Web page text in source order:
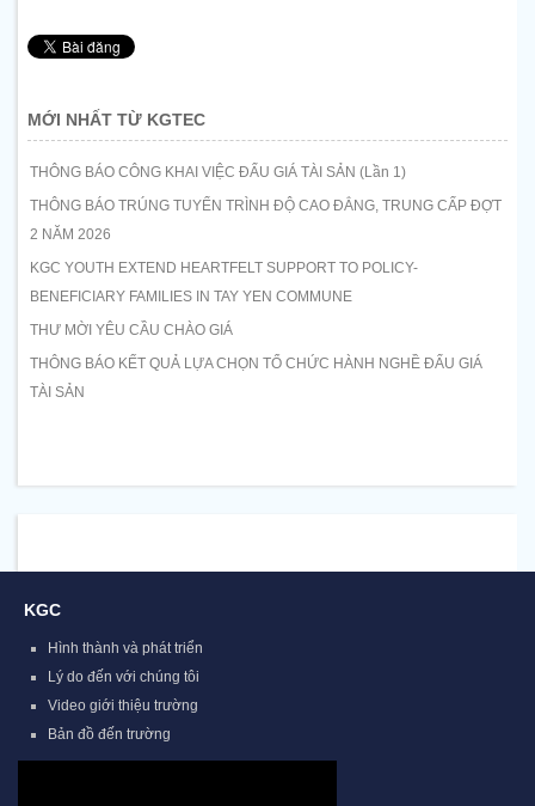
MỚI NHẤT TỪ KGTEC
THÔNG BÁO CÔNG KHAI VIỆC ĐẤU GIÁ TÀI SẢN (Lần 1)
THÔNG BÁO TRÚNG TUYỂN TRÌNH ĐỘ CAO ĐẲNG, TRUNG CẤP ĐỢT
2 NĂM 2026
KGC YOUTH EXTEND HEARTFELT SUPPORT TO POLICY-
BENEFICIARY FAMILIES IN TAY YEN COMMUNE
THƯ MỜI YÊU CẦU CHÀO GIÁ
THÔNG BÁO KẾT QUẢ LỰA CHỌN TỔ CHỨC HÀNH NGHỀ ĐẤU GIÁ
TÀI SẢN
KGC
Hình thành và phát triển
Lý do đến với chúng tôi
Video giới thiệu trường
Bản đồ đến trường